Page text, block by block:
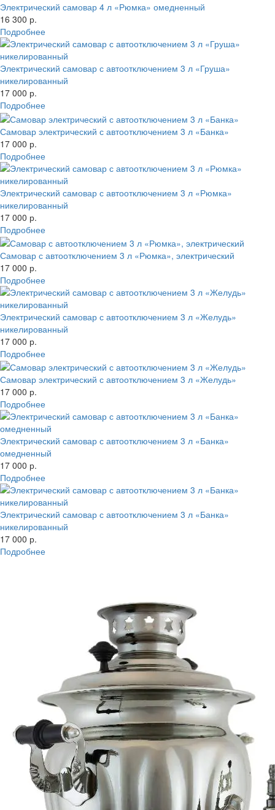
Электрический самовар 4 л «Рюмка» омедненный
16 300 р.
Подробнее
Электрический самовар с автоотключением 3 л «Груша»
никелированный
17 000 р.
Подробнее
Самовар электрический с автоотключением 3 л «Банка»
17 000 р.
Подробнее
Электрический самовар с автоотключением 3 л «Рюмка»
никелированный
17 000 р.
Подробнее
Самовар с автоотключением 3 л «Рюмка», электрический
17 000 р.
Подробнее
Электрический самовар с автоотключением 3 л «Желудь»
никелированный
17 000 р.
Подробнее
Самовар электрический с автоотключением 3 л «Желудь»
17 000 р.
Подробнее
Электрический самовар с автоотключением 3 л «Банка»
омедненный
17 000 р.
Подробнее
Электрический самовар с автоотключением 3 л «Банка»
никелированный
17 000 р.
Подробнее